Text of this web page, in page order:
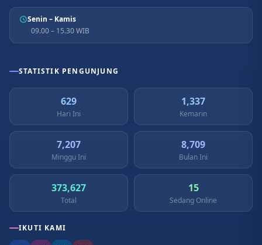
Senin – Kamis
09.00 – 15.30 WIB
STATISTIK PENGUNJUNG
629
Hari Ini
1,337
Kemarin
7,207
Minggu Ini
8,709
Bulan Ini
373,627
Total
15
Sedang Online
IKUTI KAMI